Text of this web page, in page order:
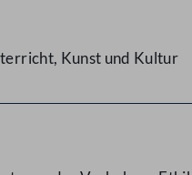
Kunst und Kultur